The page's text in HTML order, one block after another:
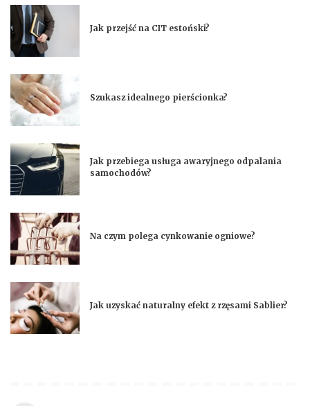
Jak przejść na CIT estoński?
Szukasz idealnego pierścionka?
Jak przebiega usługa awaryjnego odpalania
samochodów?
Na czym polega cynkowanie ogniowe?
Jak uzyskać naturalny efekt z rzęsami Sablier?